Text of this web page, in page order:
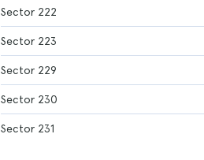
Sector 222
Sector 223
Sector 229
Sector 230
Sector 231